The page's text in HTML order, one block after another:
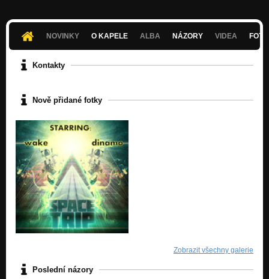
NOVINKY O KAPELE ALBA NÁZORY VIDEA
Kontakty
Nově přidané fotky
Zobrazit všechny galerie
Poslední názory